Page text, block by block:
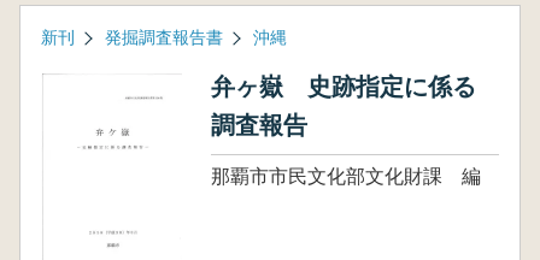
新刊 発掘調査報告書 沖縄
弁ヶ嶽 史跡指定に係る
調査報告
那覇市市民文化部文化財課 編